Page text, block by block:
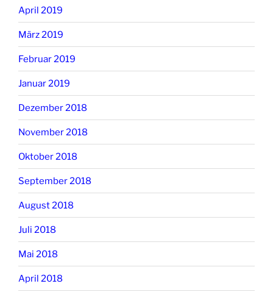
April 2019
März 2019
Februar 2019
Januar 2019
Dezember 2018
November 2018
Oktober 2018
September 2018
August 2018
Juli 2018
Mai 2018
April 2018